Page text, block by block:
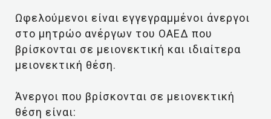
Ωφελούμενοι είναι εγγεγραμμένοι άνεργοι
στο μητρώο ανέργων του ΟΑΕΔ που
βρίσκονται σε μειονεκτική και ιδιαίτερα
μειονεκτική θέση.
Άνεργοι που βρίσκονται σε μειονεκτική
θέση είναι: